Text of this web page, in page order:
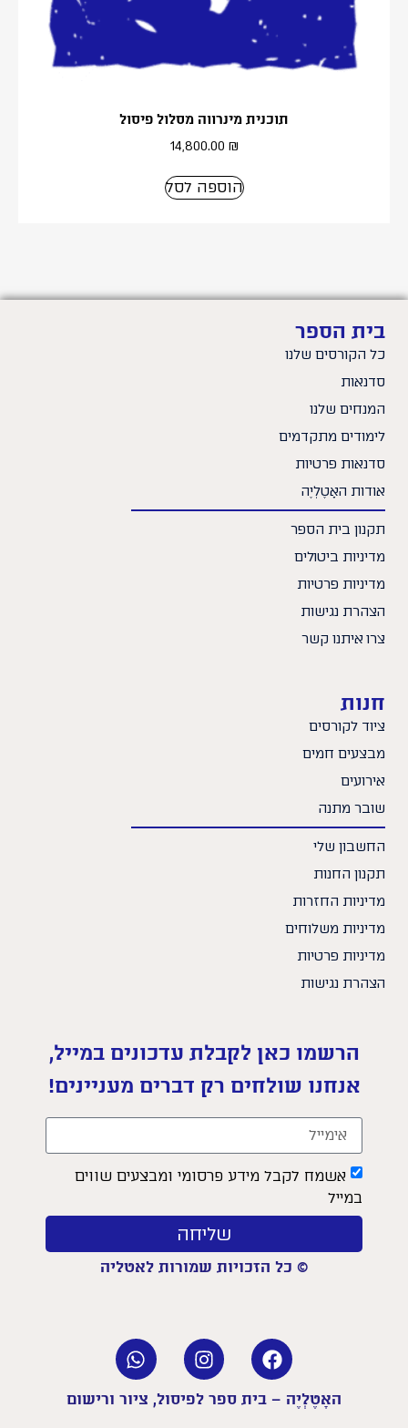
תוכנית מינרווה מסלול פיסול
14,800.00 ₪
הוספה לסל
בית הספר
כל הקורסים שלנו
סדנאות
המנחים שלנו
לימודים מתקדמים
סדנאות פרטיות
אודות האָטֶלְיֶה
תקנון בית הספר
מדיניות ביטולים
מדיניות פרטיות
הצהרת נגישות
צרו איתנו קשר
חנות
ציוד לקורסים
מבצעים חמים
אירועים
שובר מתנה
החשבון שלי
תקנון החנות
מדיניות החזרות
מדיניות משלוחים
מדיניות פרטיות
הצהרת נגישות
הרשמו כאן לקבלת עדכונים במייל,
אנחנו שולחים רק דברים מעניינים!
אשמח לקבל מידע פרסומי ומבצעים שווים
במייל
שליחה
© כל הזכויות שמורות לאטליה
האָטֶלְיֶה – בית ספר לפיסול, ציור ורישום